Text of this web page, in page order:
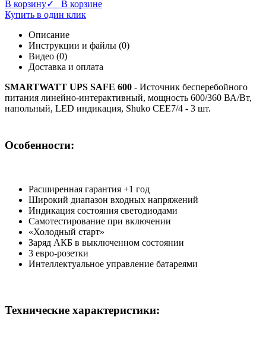
В корзину✓ В корзине
Купить в один клик
Описание
Инструкции и файлы (0)
Видео (0)
Доставка и оплата
SMARTWATT UPS SAFE 600 - Источник бесперебойного
питания линейно-интерактивный, мощность 600/360 ВА/Вт,
напольный, LED индикация, Shuko CEE7/4 - 3 шт.
Особенности:
Расширенная гарантия +1 год
Широкий диапазон входных напряжений
Индикация состояния светодиодами
Самотестирование при включении
«Холодный старт»
Заряд АКБ в выключенном состоянии
3 евро-розетки
Интеллектуальное управление батареями
Технические характеристики: